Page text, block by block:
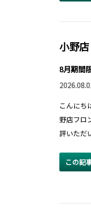
小野店
8月期間
こんにち
野店フロ
評いただ
この記